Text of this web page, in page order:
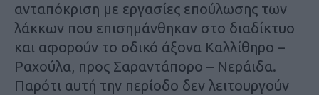
ανταπόκριση με εργασίες επούλωσης των
λάκκων που επισημάνθηκαν στο διαδίκτυο
και αφορούν το οδικό άξονα Καλλίθηρο –
Ραχούλα, προς Σαραντάπορο – Νεράιδα.
Παρότι αυτή την περίοδο δεν λειτουργούν